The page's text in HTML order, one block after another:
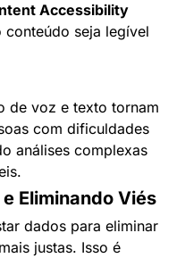
Accessibility
seja legível
de voz e texto tornam
com dificuldades
análises complexas
Eliminando Viés
dados para eliminar
justas. Isso é